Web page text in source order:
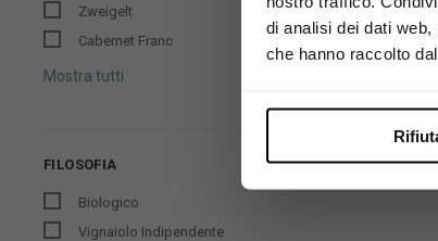
di analisi dei dati
che hanno raccolto
Zweigelt
Cabernet Franc
Mostra tutti
FILOSOFIA
Biologico
Vignaiolo Indipendente